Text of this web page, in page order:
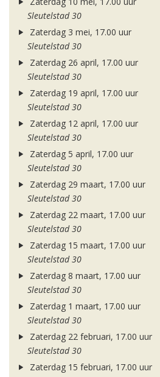
Sleutelstad 30
Zaterdag 3 mei, 17.00 uur
Sleutelstad 30
Zaterdag 26 april, 17.00 uur
Sleutelstad 30
Zaterdag 19 april, 17.00 uur
Sleutelstad 30
Zaterdag 12 april, 17.00 uur
Sleutelstad 30
Zaterdag 5 april, 17.00 uur
Sleutelstad 30
Zaterdag 29 maart, 17.00 uur
Sleutelstad 30
Zaterdag 22 maart, 17.00 uur
Sleutelstad 30
Zaterdag 15 maart, 17.00 uur
Sleutelstad 30
Zaterdag 8 maart, 17.00 uur
Sleutelstad 30
Zaterdag 1 maart, 17.00 uur
Sleutelstad 30
Zaterdag 22 februari, 17.00 uur
Sleutelstad 30
Zaterdag 15 februari, 17.00 uur